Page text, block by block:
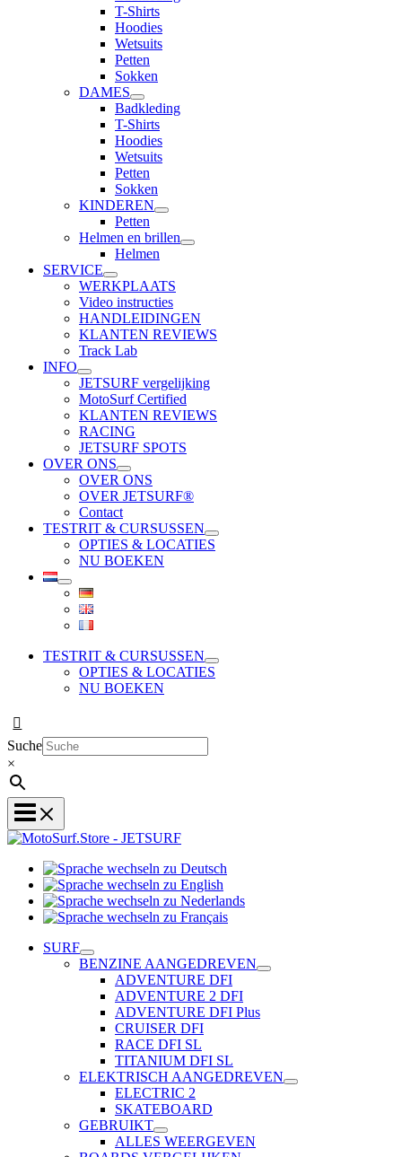
T-Shirts
Hoodies
Wetsuits
Petten
Sokken
DAMES
Badkleding
T-Shirts
Hoodies
Wetsuits
Petten
Sokken
KINDEREN
Petten
Helmen en brillen
Helmen
SERVICE
WERKPLAATS
Video instructies
HANDLEIDINGEN
KLANTEN REVIEWS
Track Lab
INFO
JETSURF vergelijking
MotoSurf Certified
KLANTEN REVIEWS
RACING
JETSURF SPOTS
OVER ONS
OVER ONS
OVER JETSURF®
Contact
TESTRIT & CURSUSSEN
OPTIES & LOCATIES
NU BOEKEN
TESTRIT & CURSUSSEN
OPTIES & LOCATIES
NU BOEKEN
Suche
×
zu
Deutsch
wechseln
zu
Sprache
Sprache
Français
SURF
BENZINE AANGEDREVEN
ADVENTURE DFI
ADVENTURE 2 DFI
ADVENTURE DFI Plus
CRUISER DFI
RACE DFI SL
TITANIUM DFI SL
ELEKTRISCH AANGEDREVEN
ELECTRIC 2
SKATEBOARD
GEBRUIKT
ALLES WEERGEVEN